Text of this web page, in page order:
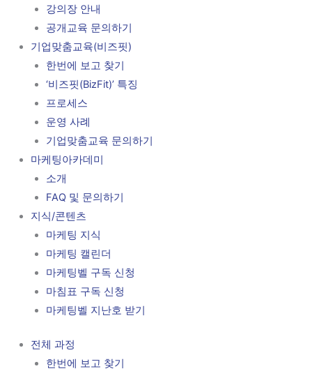
강의장 안내
공개교육 문의하기
기업맞춤교육(비즈핏)
한번에 보고 찾기
‘비즈핏(BizFit)’ 특징
프로세스
운영 사례
기업맞춤교육 문의하기
마케팅아카데미
소개
FAQ 및 문의하기
지식/콘텐츠
마케팅 지식
마케팅 캘린더
마케팅벨 구독 신청
마침표 구독 신청
마케팅벨 지난호 받기
전체 과정
한번에 보고 찾기